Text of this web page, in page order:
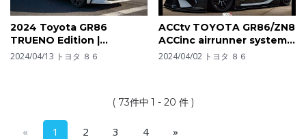
2024 Toyota GR86
TRUENO Edition |
MotorWeek Track Test
2024/04/13 トヨタ ８６
ACCtv TOYOTA GR86/ZN8
ACCinc airrunner systems
build by sunyard
2024/04/02 トヨタ ８６
( 73件中 1 - 20 件 )
« 1 2 3 4 »